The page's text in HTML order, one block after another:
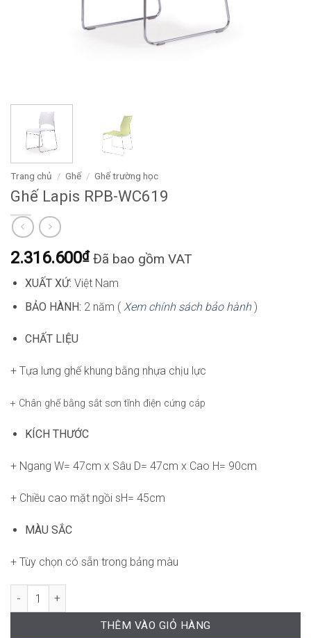
Trang chủ / Ghế / Ghế trường học
Ghế Lapis RPB-WC619
2.316.600₫ Đã bao gồm VAT
XUẤT XỨ: Việt Nam
BẢO HÀNH: 2 năm ( Xem chính sách bảo hành)
CHẤT LIỆU
+ Tựa lưng ghế khung bằng nhựa chịu lực
+ Chân ghế bằng sắt sơn tĩnh điện cứng cáp
KÍCH THƯỚC
+ Ngang W= 47cm x Sâu D= 47cm x Cao H= 90cm
+ Chiều cao mặt ngồi sH= 45cm
MÀU SẮC
+ Tùy chọn có sẵn trong bảng màu
Ghế Lapis RPB-WC619 số lượng
THÊM VÀO GIỎ HÀNG